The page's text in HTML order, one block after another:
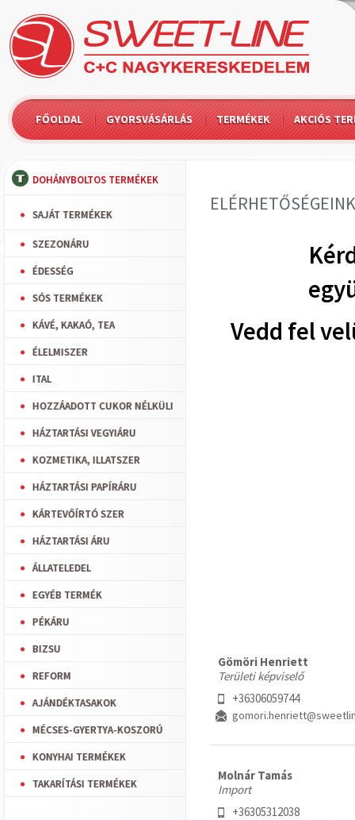
FŐOLDAL GYORSVÁSÁRLÁS TERMÉKEK AKCIÓS
DOHÁNYBOLTOS TERMÉKEK
SAJÁT TERMÉKEK
SZEZONÁRU
ÉDESSÉG
SÓS TERMÉKEK
KÁVÉ, KAKAÓ, TEA
ÉLELMISZER
ITAL
HOZZÁADOTT CUKOR NÉLKÜLI
HÁZTARTÁSI VEGYIÁRU
KOZMETIKA, ILLATSZER
HÁZTARTÁSI PAPÍRÁRU
KÁRTEVŐÍRTÓ SZER
HÁZTARTÁSI ÁRU
ÁLLATELEDEL
EGYÉB TERMÉK
PÉKÁRU
BIZSU
REFORM
AJÁNDÉKTASAKOK
MÉCSES-GYERTYA-KOSZORÚ
KONYHAI TERMÉKEK
TAKARÍTÁSI TERMÉKEK
ELÉRHETŐSÉGEINK
Vedd fel
Gömöri Henriett
Területi képviselő
+36306059744
Molnár Tamás
Import
+36305312038